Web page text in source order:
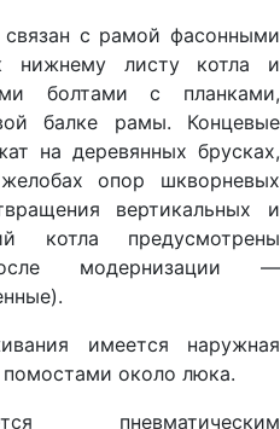
с рамой фасонными
нижнему листу котла и
болтами с планками,
балке рамы. Концевые
на деревянных брусках,
опор шкворневых
вертикальных и
котла предусмотрены
модернизации —
имеется наружная
помостами около люка.
пневматическим